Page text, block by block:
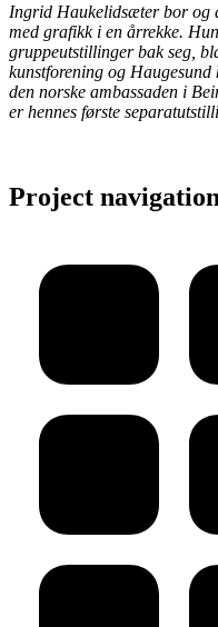
Ingrid Haukelidsæter bor og
med grafikk i en årrekke.
gruppeutstillinger bak seg,
kunstforening og
den norske ambassaden i
er hennes første
Project navigation